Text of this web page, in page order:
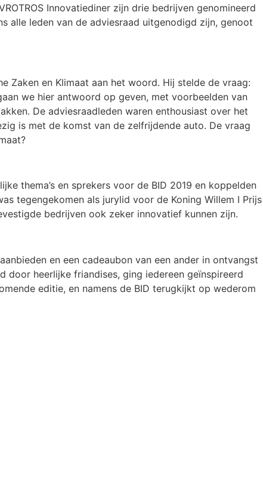
Innovatiediner zijn drie bedrijven genomineerd
alle leden van de adviesraad uitgenodigd zijn, genoot
Zaken en Klimaat aan het woord. Hij stelde de vraag:
we hier antwoord op geven, met voorbeelden van
De adviesraadleden waren enthousiast over het
is met de komst van de zelfrijdende auto. De vraag
thema’s en sprekers voor de BID 2019 en koppelden
tegengekomen als jurylid voor de Koning Willem I Prijs
bedrijven ook zeker innovatief kunnen zijn.
en een cadeaubon van een ander in ontvangst
door heerlijke friandises, ging iedereen geïnspireerd
editie, en namens de BID terugkijkt op wederom